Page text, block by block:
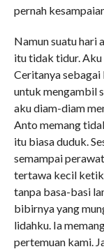
pernah
Namun suatu hari
itu tidak tidur. Aku
Ceritanya
untuk mengambil
aku diam-diam
Anto memang
itu biasa duduk.
semampai
tertawa kecil
tanpa basa-basi
bibirnya yang
lidahku. Ia
pertemuan kami.